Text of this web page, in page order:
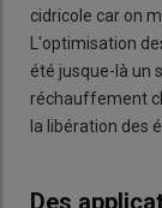
cidricole car on
L'optimisation
été jusque-là un
réchauffement
la libération des